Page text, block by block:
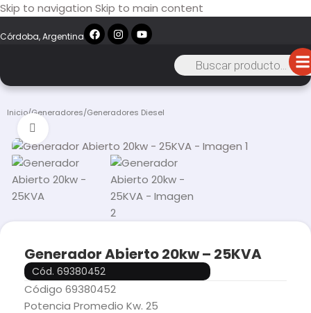
Skip to navigation Skip to main content
Córdoba, Argentina
Inicio/Generadores/Generadores Diesel
Generador Abierto 20kw – 25KVA
Cód. 69380452
Código 69380452
Potencia Promedio Kw. 25